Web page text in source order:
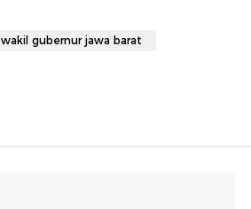
wakil gubernur jawa barat